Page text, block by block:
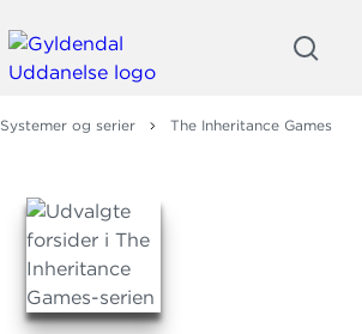
Systemer og serier The Inheritance Games